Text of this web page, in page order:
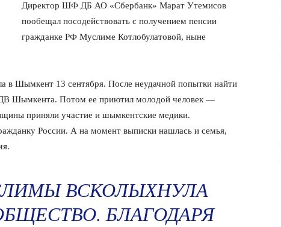
Директор ШФ ДБ АО «Сбербанк» Марат Утемисов
пообещал посодействовать с получением пенсии
гражданке РФ Муслиме Котлобулатовой, ныне
в Шымкент 13 сентября. После неудачной попытки найти
Шымкента. Потом ее приютил молодой человек —
приняли участие и шымкентские медики.
России. А на момент выписки нашлась и семья,
ВСКОЛЫХНУЛА
БЛАГОДАРЯ